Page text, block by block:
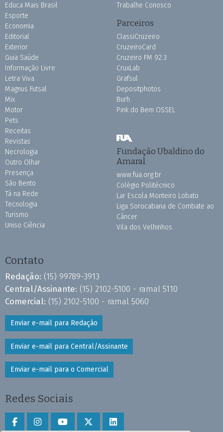
Educa Mais Brasil
Esporte
Economia
Editorial
Exterior
Guia Saúde
Informação Livre
Letra Viva
Magnus Futsal
Mix
Motor
Pets
Receitas
Revistas
Necrologia
Outro Olhar
Presença
São Bento
Tá na Rede
Tecnologia
Turismo
Uniso Ciência
Trabalhe Conosco
Parceiros
ClassiCruzeiro
CruzeiroCard
Cruzeiro FM 92.3
CruxLab
Grafsul
Depositphotos
Burh
Pink do Bem OSSEL
Fundação Ubaldino do
Amaral
www.fua.org.br
Colégio Politécnico
Lar Escola Monteiro Lobato
Liga Sorocabana de Combate ao
Câncer
Vila dos Velhinhos
Contato
Redação: (15) 99789-3913
Central/Assinante: (15) 2102-5100 - ramal 5110
Comercial: (15) 2102-5100 - ramal 5060
Enviar e-mail para Redação
Enviar e-mail para Central/Assinante
Enviar e-mail para o Comercial
Redes Sociais